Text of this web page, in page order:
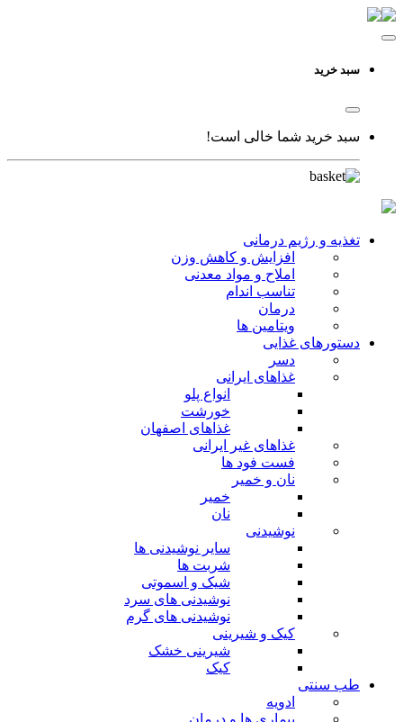
سبد خرید
سبد خرید شما خالی است!
تغذیه و رژیم درمانی
افزایش و کاهش وزن
املاح و مواد معدنی
تناسب اندام
درمان
ویتامین ها
دستورهای غذایی
دسر
غذاهای ایرانی
انواع پلو
خورشت
غذاهای اصفهان
غذاهای غیر ایرانی
فست فود ها
نان و خمیر
خمیر
نان
نوشیدنی
سایر نوشیدنی ها
شربت ها
شیک و اسموتی
نوشیدنی های سرد
نوشیدنی های گرم
کیک و شیرینی
شیرینی خشک
کیک
طب سنتی
ادویه